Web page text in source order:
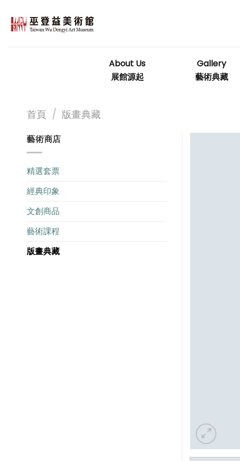
content
About Us
展館源起
Gallery
藝術典藏
首頁 / 版畫典藏
藝術商店
精選套票
經典印象
文創商品
藝術課程
版畫典藏